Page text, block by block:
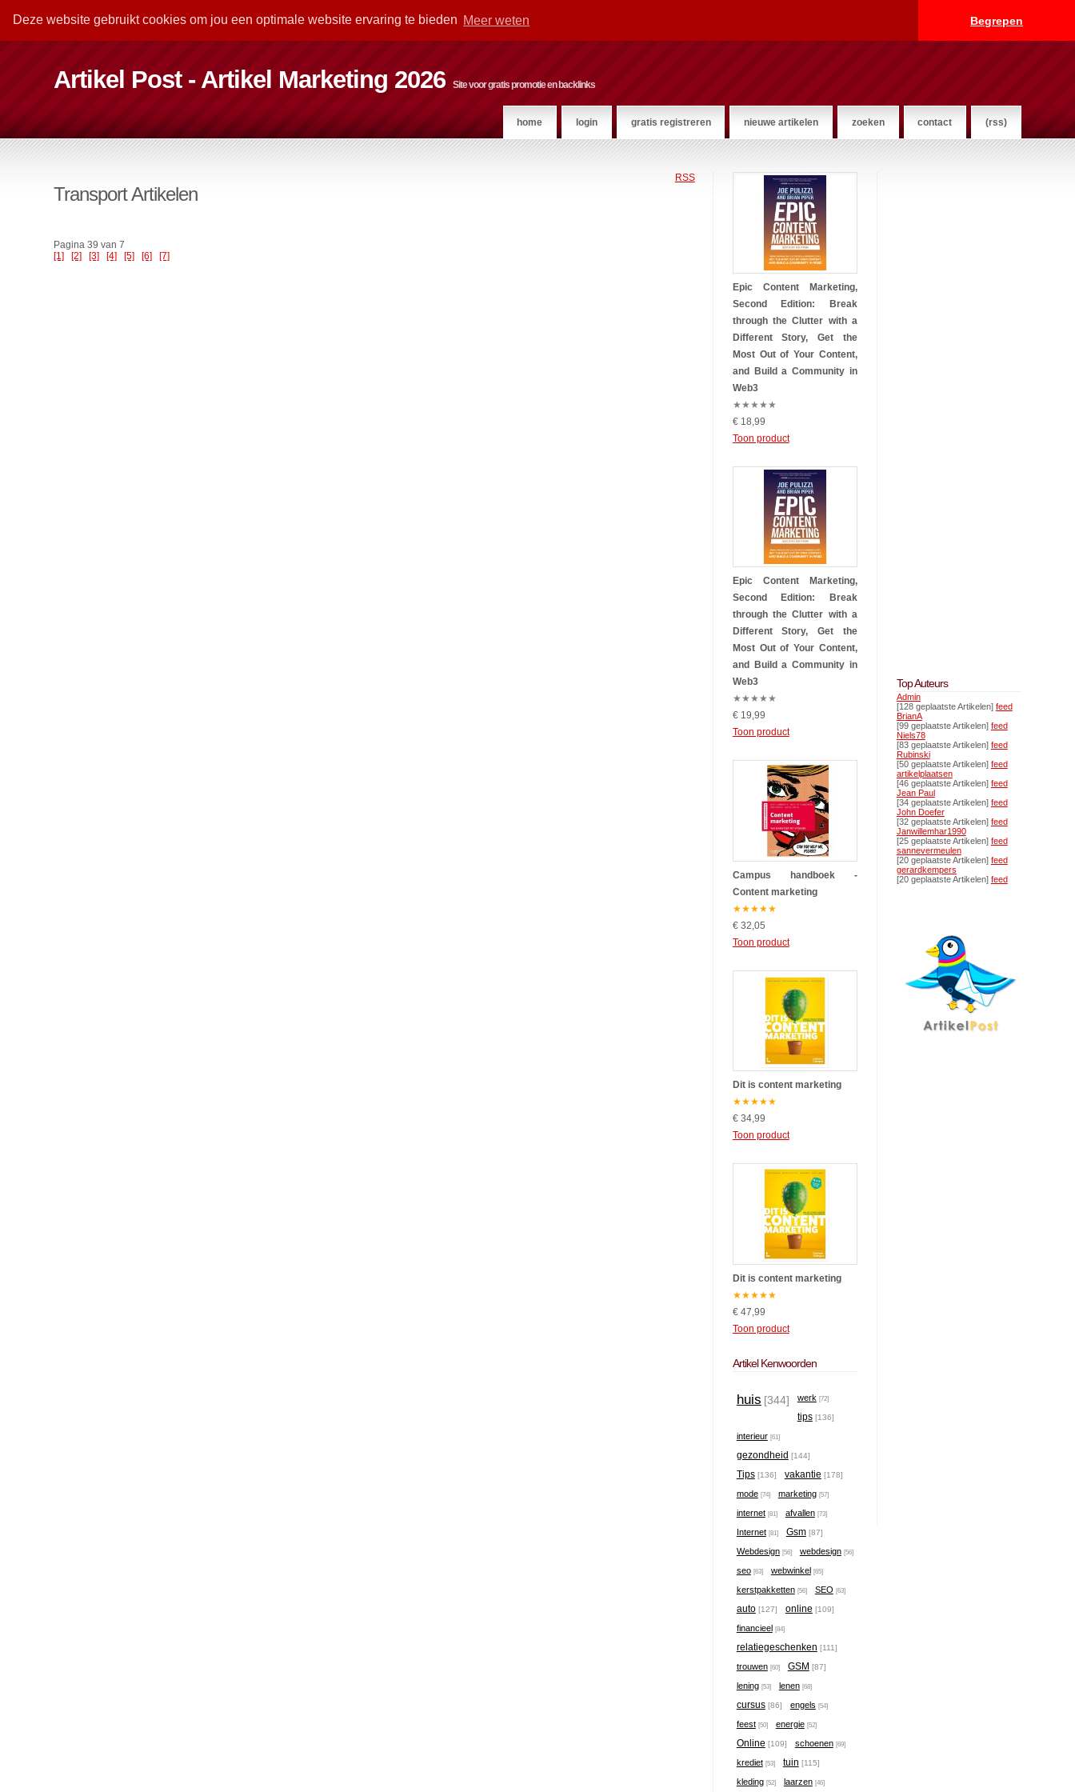
Deze website gebruikt cookies om jou een optimale website ervaring te bieden Meer weten Begrepen
Artikel Post - Artikel Marketing 2026 Site voor gratis promotie en backlinks
home login gratis registreren nieuwe artikelen zoeken contact (rss)
RSS
Transport Artikelen
Pagina 39 van 7
[1]
[2] [3] [4] [5] [6] [7]
Epic Content Marketing,
Second Edition: Break
through the Clutter with a
Different Story, Get the
Most Out of Your Content,
and Build a Community in
Web3
★★★★★
€ 18,99
Toon product
Epic Content Marketing,
Second Edition: Break
through the Clutter with a
Different Story, Get the
Most Out of Your Content,
and Build a Community in
Web3
★★★★★
€ 19,99
Toon product
Campus handboek -
Content marketing
★★★★★
€ 32,05
Toon product
Dit is content marketing
★★★★★
€ 34,99
Toon product
Dit is content marketing
★★★★★
€ 47,99
Toon product
Artikel Kenwoorden
huis [344] werk [72]
tips [136]
interieur [61]
gezondheid [144]
Tips [136] vakantie [178]
mode [74] marketing [57]
internet [81] afvallen [73]
Internet [81] Gsm [87]
Webdesign [56] webdesign [56]
seo [63] webwinkel [65]
kerstpakketten [56] SEO [63]
auto [127] online [109]
financieel [84]
relatiegeschenken [111]
trouwen [60] GSM [87]
lening [53] lenen [68]
cursus [86] engels [54]
feest [50] energie [52]
Online [109] schoenen [69]
krediet [53] tuin [115]
kleding [52] laarzen [46]
Top Auteurs
Admin
[128 geplaatste Artikelen] feed
BrianA
[99 geplaatste Artikelen] feed
Niels78
[83 geplaatste Artikelen] feed
Rubinski
[50 geplaatste Artikelen] feed
artikelplaatsen
[46 geplaatste Artikelen] feed
Jean Paul
[34 geplaatste Artikelen] feed
John Doefer
[32 geplaatste Artikelen] feed
Janwillemhar1990
[25 geplaatste Artikelen] feed
sannevermeulen
[20 geplaatste Artikelen] feed
gerardkempers
[20 geplaatste Artikelen] feed